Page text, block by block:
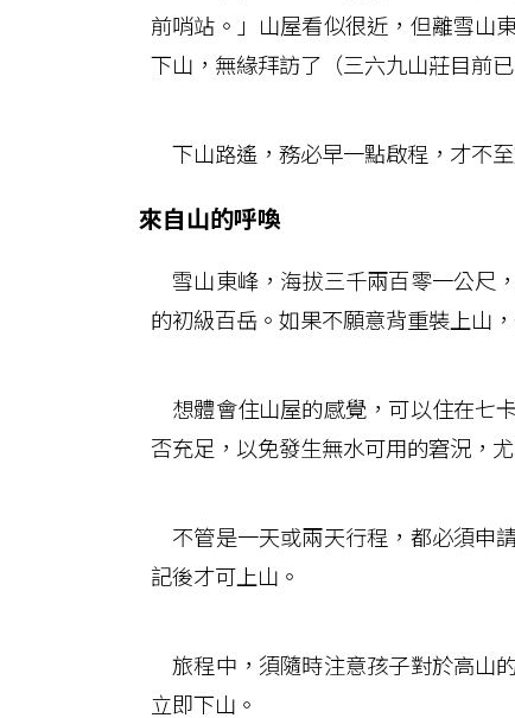
前哨站。」山屋看似很近，但離雪山
下山，無緣拜訪了（三六九山莊目前
下山路遙，務必早一點啟程，才不至
來自山的呼喚
雪山東峰，海拔三千兩百零一公尺
的初級百岳。如果不願意背重裝上山
想體會住山屋的感覺，可以住在七
否充足，以免發生無水可用的窘況，
不管是一天或兩天行程，都必須申
記後才可上山。
旅程中，須隨時注意孩子對於高山
立即下山。